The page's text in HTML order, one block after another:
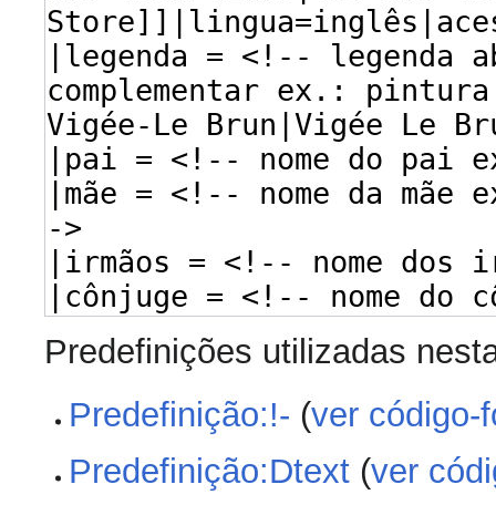
Predefinições utilizadas
Predefinição:!- (ver código-
Predefinição:Dtext (ver